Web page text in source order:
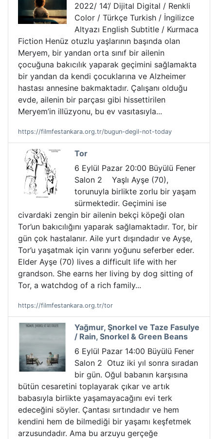
2022/ 14’/ Dijital Digital / Renkli
Color / Türkçe Turkish / İngilizce
Altyazı English Subtitle / Kurmaca
Fiction Henüz otuzlu yaşlarının başında olan
Meryem, bir yandan orta sınıf bir ailenin
çocuğuna bakıcılık yaparak geçimini sağlamakta
bir yandan da kendi çocuklarına ve Alzheimer
hastası annesine bakmaktadır. Çalışanı olduğu
evde, ailenin bir parçası gibi hissettirilen
Meryem’in illüzyonu, bu ev vasıtasıyla...
https://filmfestankara.org.tr/bugun-degil-not-today
Tor
6 Eylül Pazar 20:00 Büyülü Fener
Salon 2 Yaşlı Ayşe (70),
torunuyla birlikte zorlu bir yaşam
sürmektedir. Geçimini ise
civardaki zengin bir ailenin bekçi köpeği olan
Tor’un bakıcılığını yaparak sağlamaktadır. Tor, bir
gün çok hastalanır. Aile yurt dışındadır ve Ayşe,
Tor’u yaşatmak için varını yoğunu seferber eder.
Elder Ayşe (70) lives a difficult life with her
grandson. She earns her living by dog sitting of
Tor, a watchdog of a rich family...
https://filmfestankara.org.tr/tor
Yağmur, Şnorkel ve Taze Fasulye
/ Rain, Snorkel & Green Beans
6 Eylül Pazar 14:00 Büyülü Fener
Salon 2 Otuz iki yıl sonra sıradan
bir gün. Oğul babanın karşısına
bütün cesaretini toplayarak çıkar ve artık
babasıyla birlikte yaşamayacağını evi terk
edeceğini söyler. Çantası sırtındadır ve hem
kendini hem de bilmediği bir yaşamı keşfetmek
arzusundadır. Ama bu arzuyu gerçeğe